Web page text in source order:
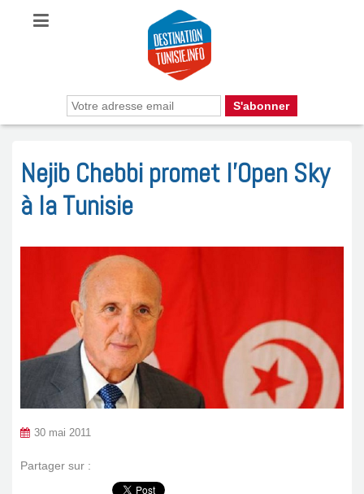
Nejib Chebbi promet l’Open Sky
à la Tunisie
30 mai 2011
Partager sur :